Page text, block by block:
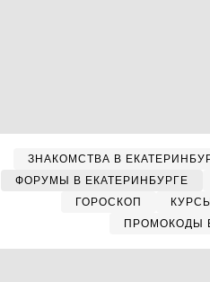
ЗНАКОМСТВА В
ФОРУМЫ В ЕКАТЕРИНБУРГЕ
ГОРОСКОП
ПРОМОКОДЫ